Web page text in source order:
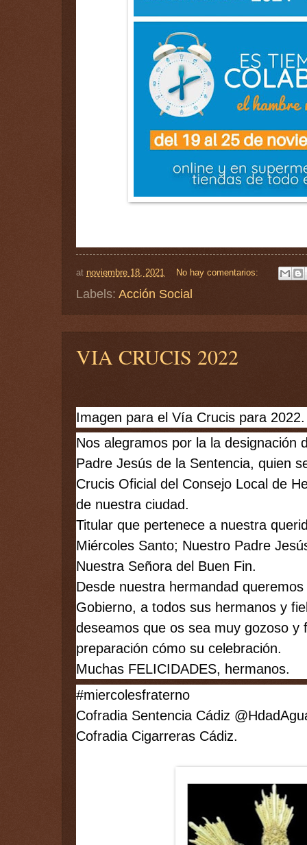
at noviembre 18, 2021 No hay comentarios:
Labels: Acción Social
VIA CRUCIS 2022
Imagen para el Vía Crucis para
Nos alegramos por la la designación
Padre Jesús de la Sentencia, quien
Crucis Oficial del Consejo Local de
de nuestra ciudad.
Titular que pertenece a nuestra
Miércoles Santo; Nuestro Padre
Nuestra Señora del Buen Fin.
Desde nuestra hermandad
Gobierno, a todos sus hermanos y
deseamos que os sea muy gozoso y
preparación cómo su celebración.
Muchas FELICIDADES, hermanos.
#miercolesfraterno
Cofradia Sentencia Cádiz
Cofradia Cigarreras Cádiz.